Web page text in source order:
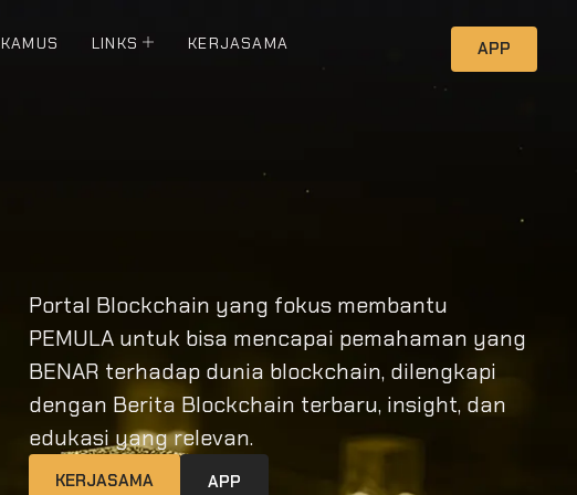
KAMUS LINKS KERJASAMA APP
Portal Blockchain yang fokus membantu
PEMULA untuk bisa mencapai pemahaman yang
BENAR terhadap dunia blockchain, dilengkapi
dengan Berita Blockchain terbaru, insight, dan
edukasi yang relevan.
KERJASAMA APP